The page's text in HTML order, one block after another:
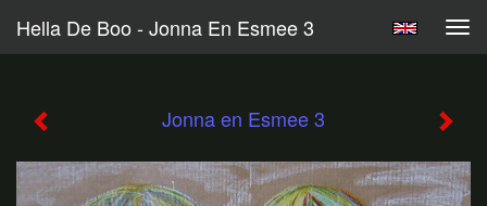
Hella De Boo - Jonna En Esmee 3
Jonna en Esmee 3